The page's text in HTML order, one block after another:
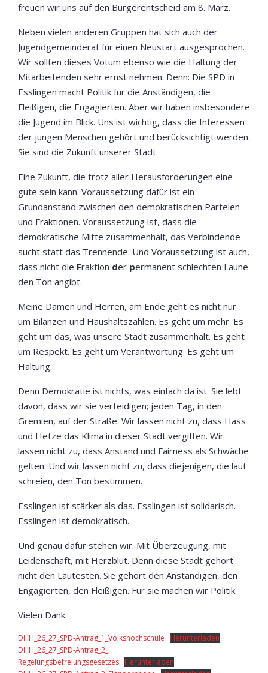
freuen wir uns auf den Bürgerentscheid am 8. März.
Neben vielen anderen Gruppen hat sich auch der
Jugendgemeinderat für einen Neustart ausgesprochen.
Wir sollten dieses Votum ebenso wie die Haltung der
Mitarbeitenden sehr ernst nehmen. Denn: Die SPD in
Esslingen macht Politik für die Anständigen, die
Fleißigen, die Engagierten. Aber wir haben insbesondere
die Jugend im Blick. Uns ist wichtig, dass die Interessen
der jungen Menschen gehört und berücksichtigt werden.
Sie sind die Zukunft unserer Stadt.
Eine Zukunft, die trotz aller Herausforderungen eine
gute sein kann. Voraussetzung dafür ist ein
Grundanstand zwischen den demokratischen Parteien
und Fraktionen. Voraussetzung ist, dass die
demokratische Mitte zusammenhält, das Verbindende
sucht statt das Trennende. Und Voraussetzung ist auch,
dass nicht die Fraktion der permanent schlechten Laune
den Ton angibt.
Meine Damen und Herren, am Ende geht es nicht nur
um Bilanzen und Haushaltszahlen. Es geht um mehr. Es
geht um das, was unsere Stadt zusammenhält. Es geht
um Respekt. Es geht um Verantwortung. Es geht um
Haltung.
Denn Demokratie ist nichts, was einfach da ist. Sie lebt
davon, dass wir sie verteidigen; jeden Tag, in den
Gremien, auf der Straße. Wir lassen nicht zu, dass Hass
und Hetze das Klima in dieser Stadt vergiften. Wir
lassen nicht zu, dass Anstand und Fairness als Schwäche
gelten. Und wir lassen nicht zu, dass diejenigen, die laut
schreien, den Ton bestimmen.
Esslingen ist stärker als das. Esslingen ist solidarisch.
Esslingen ist demokratisch.
Und genau dafür stehen wir. Mit Überzeugung, mit
Leidenschaft, mit Herzblut. Denn diese Stadt gehört
nicht den Lautesten. Sie gehört den Anständigen, den
Engagierten, den Fleißigen. Für sie machen wir Politik.
Vielen Dank.
DHH_26_27_SPD-Antrag_1_Volkshochschule
Herunterladen
DHH_26_27_SPD-Antrag_2_
Regelungsbefreiungsgesetzes Herunterladen